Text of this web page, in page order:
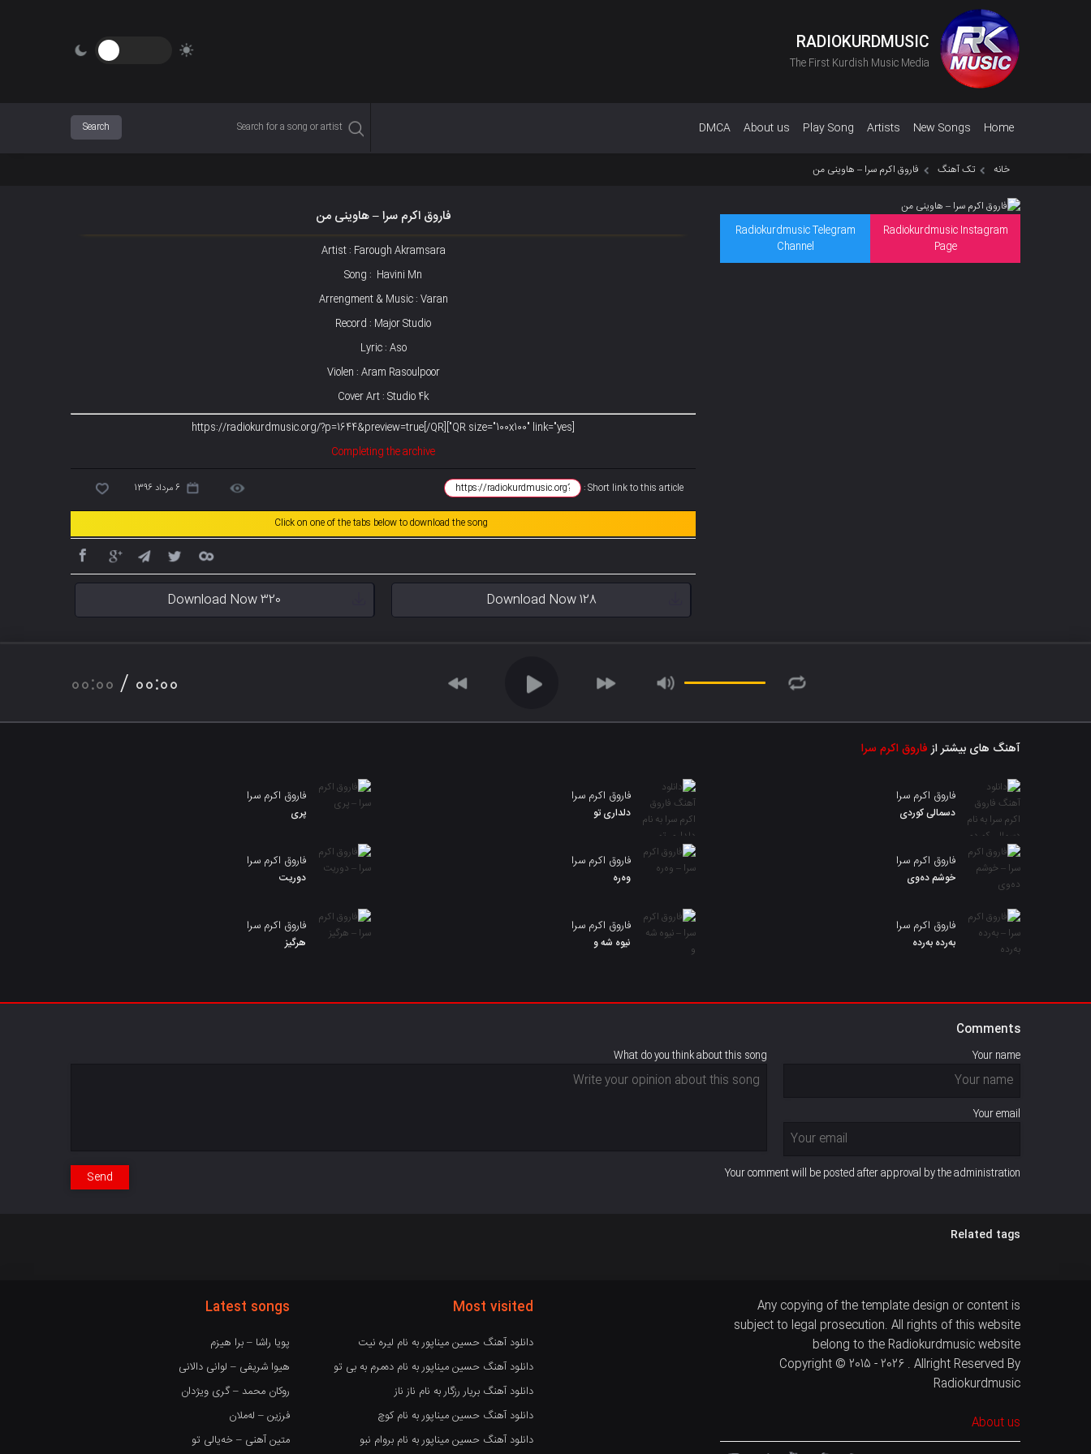
RADIOKURDMUSIC
The First Kurdish Music Media
Home
New Songs
Artists
Play Song
About us
DMCA
خانه تک آهنگ فاروق اکرم سرا – هاوینی من
Radiokurdmusic Instagram
Page
Radiokurdmusic Telegram
Channel
فاروق اکرم سرا – هاوینی من
Artist : Farough Akramsara
Song : Havini Mn
Arrengment & Music : Varan
Record : Major Studio
Lyric : Aso
Violen : Aram Rasoulpoor
Cover Art : Studio 4k
[QR size="100x100" link="yes"]https://radiokurdmusic.org/?p=1644&preview=true[/QR]
Completing the archive
Short link to this article : 6 مرداد 1396
Click on one of the tabs below to download the song
Download Now 128
Download Now 320
00:00 / 00:00
آهنگ های بیشتر ازفاروق اکرم سرا
فاروق اکرم سرا
دسمالی کوردی
فاروق اکرم سرا
دلداری تو
فاروق اکرم سرا
پری
فاروق اکرم سرا
خوشم دەوی
فاروق اکرم سرا
وەرە
فاروق اکرم سرا
دوریت
فاروق اکرم سرا
بەردە بەردە
فاروق اکرم سرا
نیوه شه و
فاروق اکرم سرا
هرگیز
Comments
Your name
Your email
What do you think about this song
Your comment will be posted after approval by the administration
Send
Related tags
Any copying of the template design or content is
subject to legal prosecution. All rights of this website
belong to the Radiokurdmusic website
Copyright © 2015 - 2026 . Allright Reserved By
Radiokurdmusic
About us
Most visited
دانلود آهنگ حسین میناپور به نام لیره نیت
دانلود آهنگ حسین میناپور به نام دەمرم بە بی تو
دانلود آهنگ بریار رزگار به نام ناز ناز
دانلود آهنگ حسین میناپور به نام کوچ
دانلود آهنگ حسین میناپور به نام بروام نبو
Latest songs
پویا راشا – برا هیزم
هیوا شریفی – لوانی دالانی
روکان محمد – گری ویژدان
فرزین – لەملان
متین آهنی – خەیالی تو